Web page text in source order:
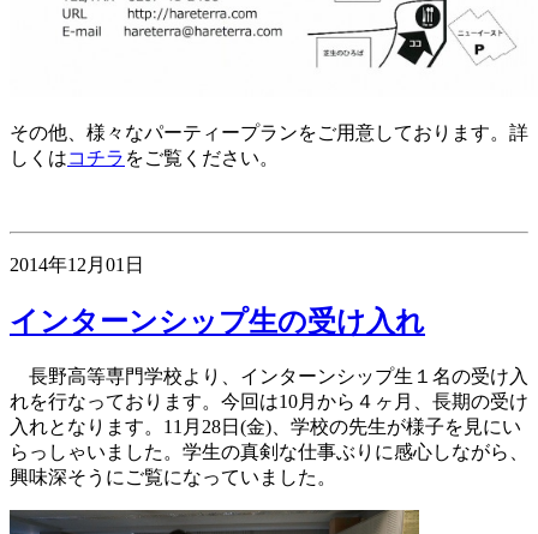
その他、様々なパーティープランをご用意しております。詳
しくはコチラ をご覧ください。
2014年12月01日
インターンシップ生の受け入れ
長野高等専門学校より、インターンシップ生１名の受け入
れを行なっております。今回は10月から４ヶ月、長期の受け
入れとなります。11月28日(金)、学校の先生が様子を見にい
らっしゃいました。学生の真剣な仕事ぶりに感心しながら、
興味深そうにご覧になっていました。